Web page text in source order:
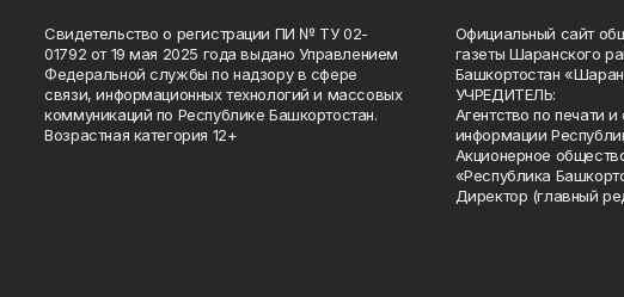
Свидетельство о регистрации ПИ № ТУ 02-
01792 от 19 мая 2025 года выдано Управлением
Федеральной службы по надзору в сфере
связи, информационных технологий и массовых
коммуникаций по Республике Башкортостан.
Возрастная категория 12+
Официальный сайт
газеты Шаранского
Башкортостан
УЧРЕДИТЕЛЬ:
Агентство по печати
информации
Акционерное
«Республика
Директор (главный